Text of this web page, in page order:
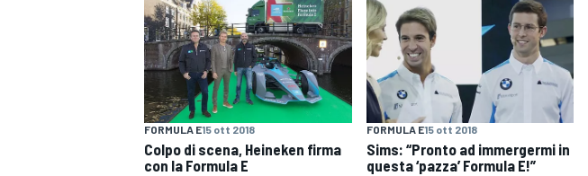
FORMULA E15 ott 2018
Colpo di scena, Heineken firma
con la Formula E
FORMULA E15 ott 2018
Sims: “Pronto ad immergermi in
questa ‘pazza’ Formula E!”